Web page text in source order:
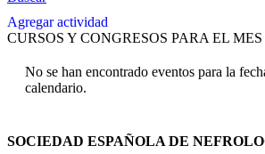
Agregar actividad
CURSOS Y CONGRESOS PARA EL MES
No se han encontrado eventos para la
calendario.
SOCIEDAD ESPAÑOLA DE